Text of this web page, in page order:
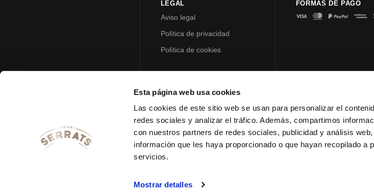
Esta página web usa cookies
Las cookies de este sitio web se usan para personalizar el
redes sociales y analizar el tráfico. Además, compartimos
con nuestros partners de redes sociales, publicidad y análisis
información que les haya proporcionado o que hayan recopilado a
servicios.
Mostrar detalles
LEGAL
Aviso legal
Política de privacidad
Política de cookies
FORMAS DE PAGO